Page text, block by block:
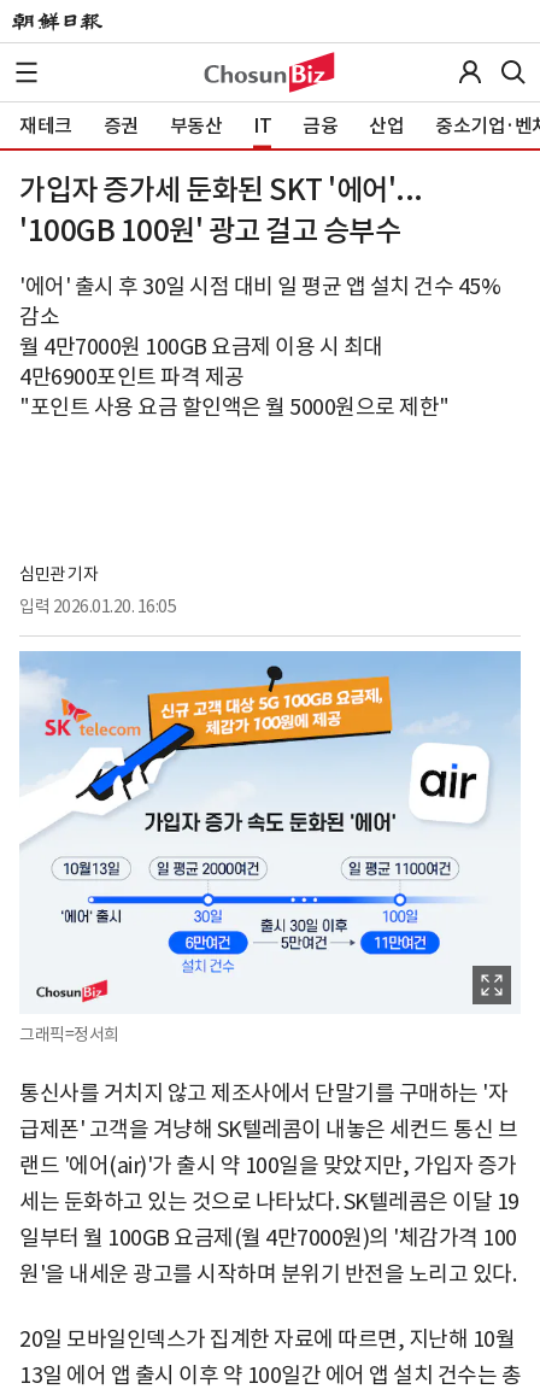
재테크 증권 부동산 IT 금융 산업 중소기업·벤
가입자 증가세 둔화된 SKT '에어'...
'100GB 100원' 광고 걸고 승부수
'에어' 출시 후 30일 시점 대비 일 평균 앱 설치 건수 45%
감소
월 4만7000원 100GB 요금제 이용 시 최대
4만6900포인트 파격 제공
"포인트 사용 요금 할인액은 월 5000원으로 제한"
심민관 기자
입력 2026.01.20. 16:05
그래픽=정서희
통신사를 거치지 않고 제조사에서 단말기를 구매하는 '자
급제폰' 고객을 겨냥해 SK텔레콤이 내놓은 세컨드 통신 브
랜드 '에어(air)'가 출시 약 100일을 맞았지만, 가입자 증가
세는 둔화하고 있는 것으로 나타났다. SK텔레콤은 이달 19
일부터 월 100GB 요금제(월 4만7000원)의 '체감가격 100
원'을 내세운 광고를 시작하며 분위기 반전을 노리고 있다.
20일 모바일인덱스가 집계한 자료에 따르면, 지난해 10월
13일 에어 앱 출시 이후 약 100일간 에어 앱 설치 건수는 총